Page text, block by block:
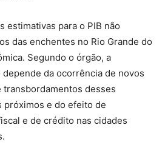
estimativas para o PIB não
das enchentes no Rio Grande do
Segundo o órgão, a
da ocorrência de novos
desses
próximos e do efeito de
e de crédito nas cidades